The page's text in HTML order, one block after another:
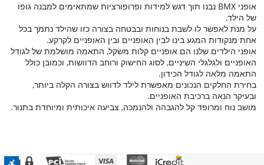
אופני BMX נבנו תוך דגש למידות ופרופורציות שמתאימים למבנה גופו
של הילד,
על מנת לאפשר לו לשבת בנוחות ובבטחה בצורה כזו שהילד נתמך בכל
אחת מנקודות המגע בינו לבין האופניים ובין האופניים לקרקע.
אופני הילדים שלנו הם אופניים קלות משקל, התאמה מושלמת של לגודל
האופניים ולגלגלי השיניים, לסוג החישוק ורוחב הדוושות, וכמובן כולל
התאמה מלאה לגודל הכידון.
בחירת החלקים הנכונים מאפשרת לילד לדווש בצורה הקלה ביותר,
ובעיקר הנאה ברכיבת האופניים.
מושב נוח ומרופד קל להגבהה ולהנמכה, צביעה איכותית ומיוחדת בתנור.